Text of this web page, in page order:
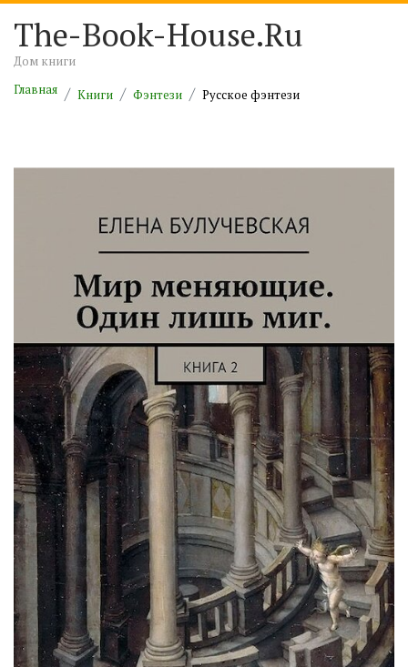
The-Book-House.Ru
Дом книги
Главная
Книги Фэнтези Русское фэнтези